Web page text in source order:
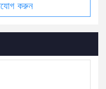
করুন